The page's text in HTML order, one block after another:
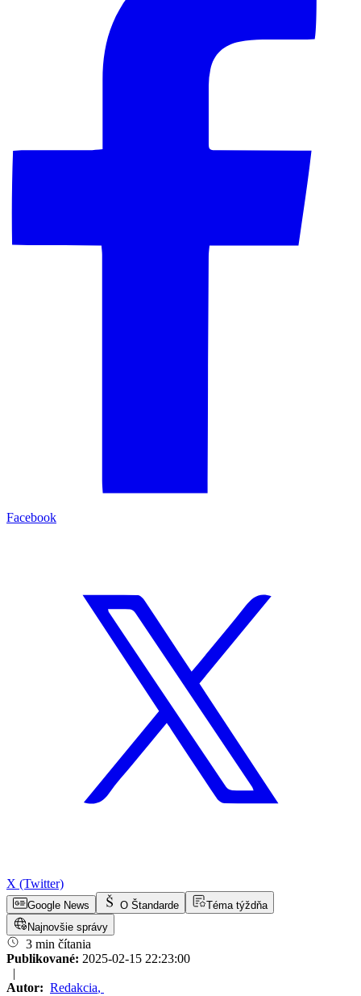
Facebook
X (Twitter)
Google News O Štandarde
Téma týždňa
Najnovšie správy
3 min čítania
Publikované: 2025-02-15 22:23:00
|
Autor: Redakcia,